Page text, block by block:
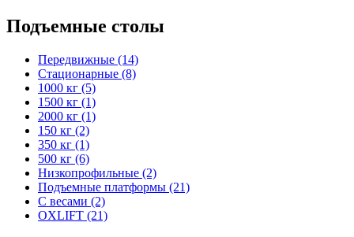
Подъемные столы
Передвижные (14)
Стационарные (8)
1000 кг (5)
1500 кг (1)
2000 кг (1)
150 кг (2)
350 кг (1)
500 кг (6)
Низкопрофильные (2)
Подъемные платформы (21)
С весами (2)
OXLIFT (21)